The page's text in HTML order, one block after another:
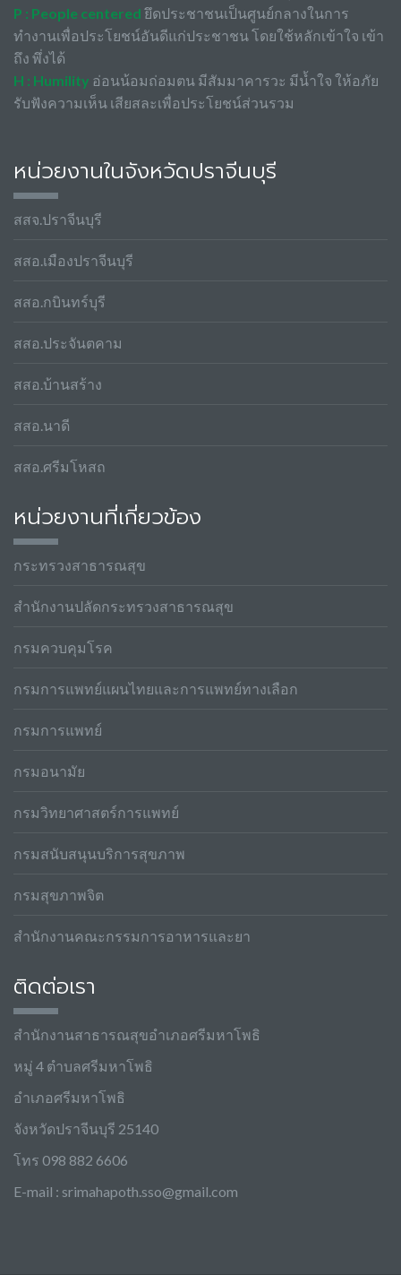
P : People centered ยึดประชาชนเป็นศูนย์กลางในการ
ทำงานเพื่อประโยชน์อันดีแก่ประชาชน โดยใช้หลักเข้าใจ เข้า
ถึง พึ่งได้
H : Humility อ่อนน้อมถ่อมตน มีสัมมาคารวะ มีน้ำใจ ให้อภัย
รับฟังความเห็น เสียสละเพื่อประโยชน์ส่วนรวม
หน่วยงานในจังหวัดปราจีนบุรี
สสจ.ปราจีนบุรี
สสอ.เมืองปราจีนบุรี
สสอ.กบินทร์บุรี
สสอ.ประจันตคาม
สสอ.บ้านสร้าง
สสอ.นาดี
สสอ.ศรีมโหสถ
หน่วยงานที่เกี่ยวข้อง
กระทรวงสาธารณสุข
สำนักงานปลัดกระทรวงสาธารณสุข
กรมควบคุมโรค
กรมการแพทย์แผนไทยและการแพทย์ทางเลือก
กรมการแพทย์
กรมอนามัย
กรมวิทยาศาสตร์การแพทย์
กรมสนับสนุนบริการสุขภาพ
กรมสุขภาพจิต
สำนักงานคณะกรรมการอาหารและยา
ติดต่อเรา
สำนักงานสาธารณสุขอำเภอศรีมหาโพธิ
หมู่ 4 ตำบลศรีมหาโพธิ
อำเภอศรีมหาโพธิ
จังหวัดปราจีนบุรี 25140
โทร 098 882 6606
E-mail : srimahapoth.sso@gmail.com